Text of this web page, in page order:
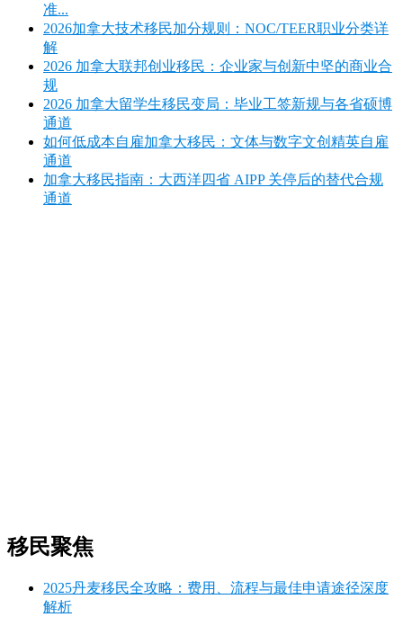
准...
2026加拿大技术移民加分规则：NOC/TEER职业分类详
解
2026 加拿大联邦创业移民：企业家与创新中坚的商业合
规
2026 加拿大留学生移民变局：毕业工签新规与各省硕博
通道
如何低成本自雇加拿大移民：文体与数字文创精英自雇
通道
加拿大移民指南：大西洋四省 AIPP 关停后的替代合规
通道
移民聚焦
2025丹麦移民全攻略：费用、流程与最佳申请途径深度
解析